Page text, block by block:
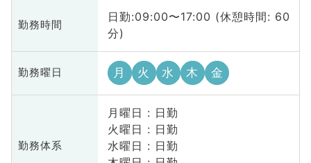
勤務時間
日勤:09:00〜17:00 (休憩時間: 60
分)
勤務曜日 月 火 水 木 金
勤務体系
月曜日 : 日勤
火曜日 : 日勤
水曜日 : 日勤